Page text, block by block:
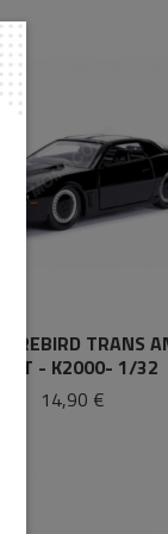
FIREBIRD TRANS
-KITT - K2000- 1/32
14,90 €